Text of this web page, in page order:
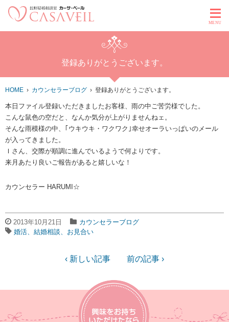
MENU
登録ありがとうございます。
HOME カウンセラーブログ 登録ありがとうございます。
本日ファイル登録いただきましたお客様、雨の中ご苦労様でした。
こんな鼠色の空だと、なんか気分が上がりませんねェ。
そんな雨模様の中、｢ウキウキ・ワクワク｣幸せオーラいっぱいのメール
が入ってきました。
Ｉさん、交際が順調に進んでいるようで何よりです。
来月あたり良いご報告があると嬉しいな！
カウンセラー HARUMI☆
2013年10月21日
カウンセラーブログ
婚活、結婚相談、お見合い
‹ 新しい記事 前の記事 ›